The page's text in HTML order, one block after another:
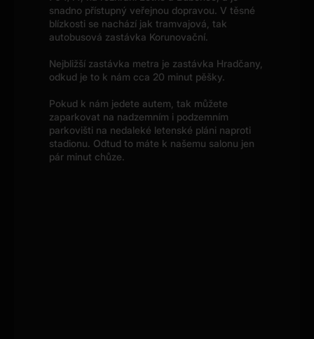
snadno přístupný veřejnou dopravou. V těsné
blízkosti se nachází jak tramvajová, tak
autobusová zastávka Korunovační.
Nejbližší zastávka metra je zastávka Hradčany,
odkud je to k nám cca 20 minut pěšky.
Pokud k nám jedete autem, tak můžete
zaparkovat na nadzemním i podzemním
parkovišti na nedaleké letenské pláni naproti
stadionu. Odtud to máte k našemu salonu jen
pár minut chůze.